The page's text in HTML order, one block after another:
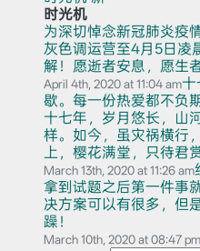
时光机
为深切悼念新冠肺炎疫
灰色调运营至4月5日凌
解！愿逝者安息，愿生
April 4th, 2020 at 11:04 am十
歇。每一份热爱都不负
十七年，岁月悠长，山
样。如今，虽灾祸横行
上，樱花满堂，只待君
March 13th, 2020 at 11:26 am
拿到试题之后第一件事
决方案可以有很多，但
躁！
March 10th, 2020 at 08:47 pm